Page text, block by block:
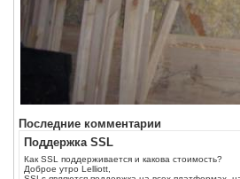
Последние комментарии
Поддержка SSL
Как SSL поддерживается и какова стоимость?
Доброе утро Lelliott,